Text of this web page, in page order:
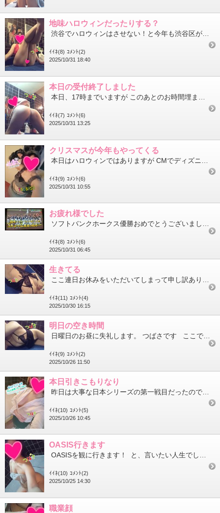
地味ハロウィンだったりする？
ｲｲﾈ(8) ｺﾒﾝﾄ(2)
2025/10/31 18:40
本日の受付終了しました
ｲｲﾈ(7) ｺﾒﾝﾄ(6)
2025/10/31 13:25
クリスマスが今年もやってくる
ｲｲﾈ(9) ｺﾒﾝﾄ(6)
2025/10/31 10:55
お疲れ様でした
ｲｲﾈ(8) ｺﾒﾝﾄ(6)
2025/10/31 06:45
生きてる
ｲｲﾈ(11) ｺﾒﾝﾄ(4)
2025/10/30 16:15
明日の空き時間
ｲｲﾈ(9) ｺﾒﾝﾄ(2)
2025/10/26 11:50
本日引きこもりなり
ｲｲﾈ(10) ｺﾒﾝﾄ(5)
2025/10/26 10:45
OASIS行きます
ｲｲﾈ(10) ｺﾒﾝﾄ(2)
2025/10/25 14:30
職業顔